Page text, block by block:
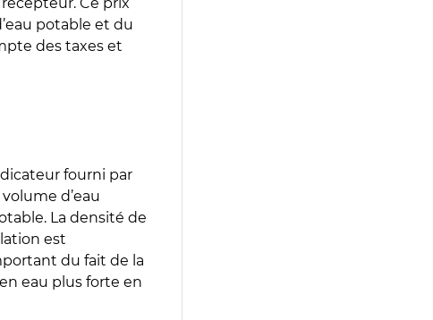
potable et du
des taxes et
fourni par
d’eau
La densité de
est
du fait de la
eau plus forte en